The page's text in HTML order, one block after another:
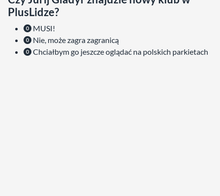
PlusLidze?
MUSI!
Nie, może zagra zagranicą
Chciałbym go jeszcze oglądać na polskich parkietach